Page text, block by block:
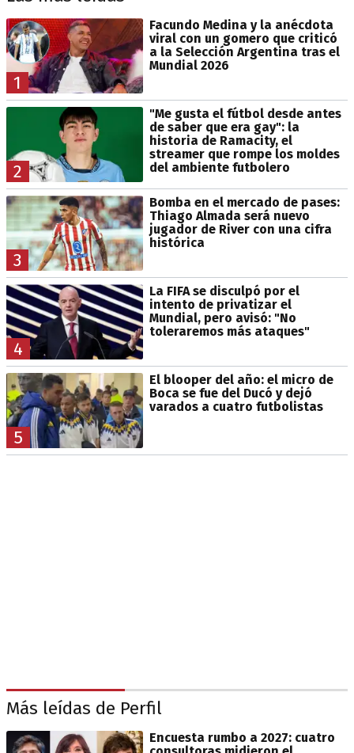
1
Facundo Medina y la anécdota
viral con un gomero que criticó
a la Selección Argentina tras el
Mundial 2026
2
"Me gusta el fútbol desde antes
de saber que era gay": la
historia de Ramacity, el
streamer que rompe los moldes
del ambiente futbolero
3
Bomba en el mercado de pases:
Thiago Almada será nuevo
jugador de River con una cifra
histórica
4
La FIFA se disculpó por el
intento de privatizar el
Mundial, pero avisó: "No
toleraremos más ataques"
5
El blooper del año: el micro de
Boca se fue del Ducó y dejó
varados a cuatro futbolistas
Más leídas de Perfil
Encuesta rumbo a 2027: cuatro